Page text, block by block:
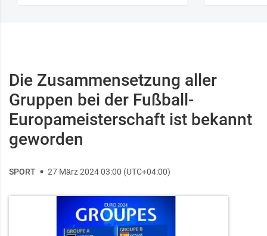
Die Zusammensetzung aller
Gruppen bei der Fußball-
Europameisterschaft ist bekannt
geworden
SPORT 27 März 2024 03:00 (UTC+04:00)